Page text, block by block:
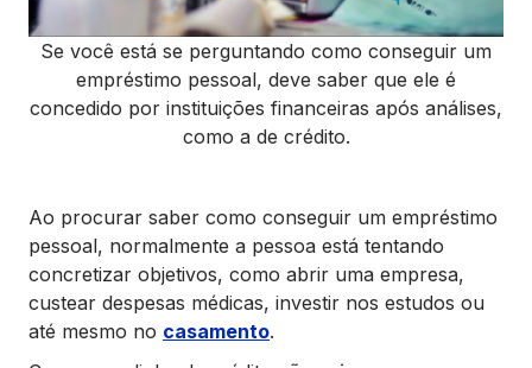
Se você está se perguntando como conseguir um
empréstimo pessoal, deve saber que ele é
concedido por instituições financeiras após análises,
como a de crédito.
Ao procurar saber como conseguir um empréstimo
pessoal, normalmente a pessoa está tentando
concretizar objetivos, como abrir uma empresa,
custear despesas médicas, investir nos estudos ou
até mesmo no casamento.